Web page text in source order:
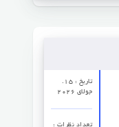
تاریخ : 15.
جولای 2026
تعداد نظرات‌ :